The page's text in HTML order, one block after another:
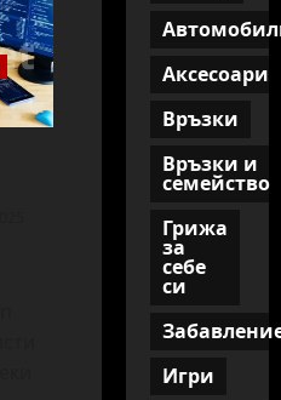
Аксесоари
Връзки
Връзки и
семейство
Грижа
за
себе
си
Игри